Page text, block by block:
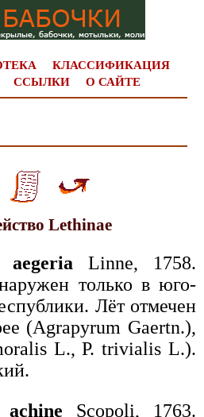
КЛАССИФИКАЦИЯ
ССЫЛКИ О САЙТЕ
Lethinae
aegeria Linne, 1758.
только в юго-
Лёт отмечен
(Agrapyrum Gaertn.),
L., P. trivialis L.).
Scopoli, 1763.